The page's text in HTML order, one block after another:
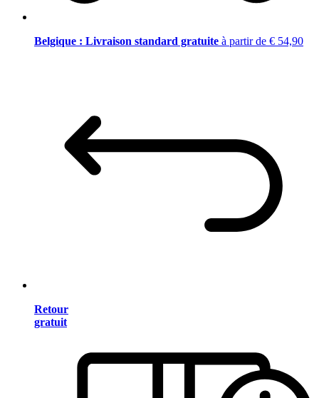
Belgique : Livraison standard gratuite à partir de € 54,90
Retour
gratuit